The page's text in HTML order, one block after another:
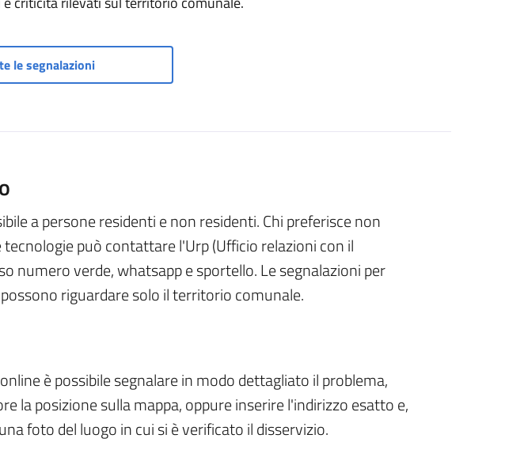
le segnalazioni
a persone residenti e non residenti. Chi preferisce non
può contattare l'Urp (Ufficio relazioni con il
numero verde, whatsapp e sportello. Le segnalazioni per
riguardare solo il territorio comunale.
è possibile segnalare in modo dettagliato il problema,
la posizione sulla mappa, oppure inserire l'indirizzo esatto e,
foto del luogo in cui si è verificato il disservizio.